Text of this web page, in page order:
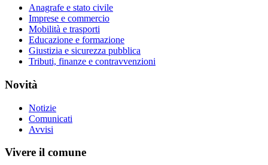
Anagrafe e stato civile
Imprese e commercio
Mobilità e trasporti
Educazione e formazione
Giustizia e sicurezza pubblica
Tributi, finanze e contravvenzioni
Novità
Notizie
Comunicati
Avvisi
Vivere il comune